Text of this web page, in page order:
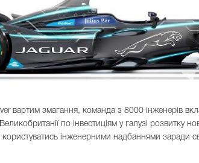
вартим змагання, команда з 8000 інженерів
по інвестиціям у галузі розвитку
інженерними надбаннями заради